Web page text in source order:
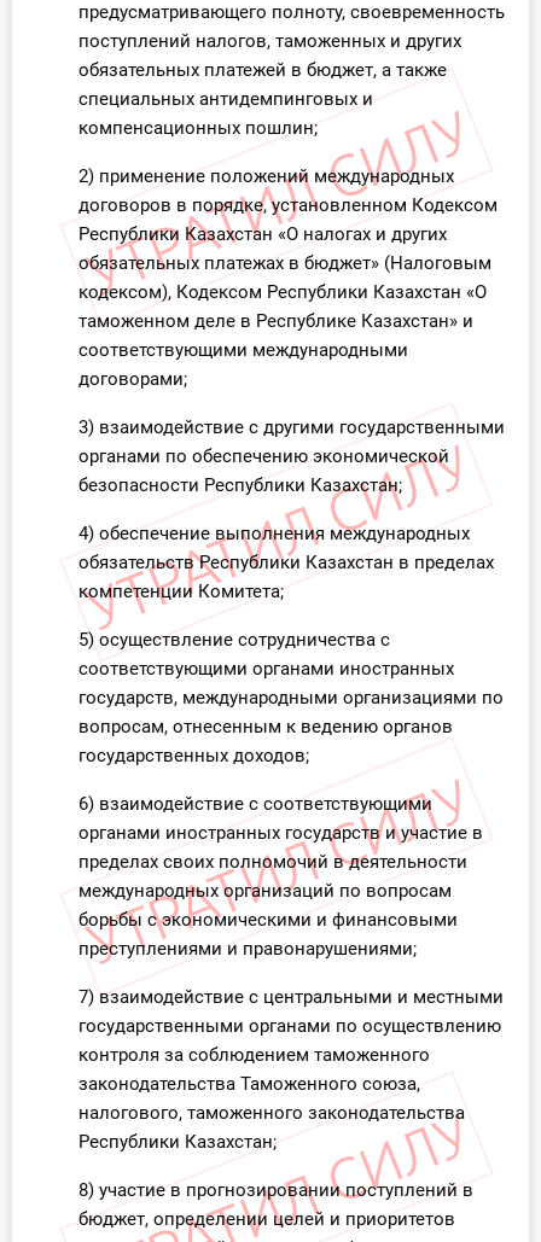
предусматривающего полноту, своевременность
поступлений налогов, таможенных и других
обязательных платежей в бюджет, а также
специальных антидемпинговых и
компенсационных пошлин;
2) применение положений международных
договоров в порядке, установленном Кодексом
Республики Казахстан «О налогах и других
обязательных платежах в бюджет» (Налоговым
кодексом), Кодексом Республики Казахстан «О
таможенном деле в Республике Казахстан» и
соответствующими международными
договорами;
3) взаимодействие с другими государственными
органами по обеспечению экономической
безопасности Республики Казахстан;
4) обеспечение выполнения международных
обязательств Республики Казахстан в пределах
компетенции Комитета;
5) осуществление сотрудничества с
соответствующими органами иностранных
государств, международными организациями по
вопросам, отнесенным к ведению органов
государственных доходов;
6) взаимодействие с соответствующими
органами иностранных государств и участие в
пределах своих полномочий в деятельности
международных организаций по вопросам
борьбы с экономическими и финансовыми
преступлениями и правонарушениями;
7) взаимодействие с центральными и местными
государственными органами по осуществлению
контроля за соблюдением таможенного
законодательства Таможенного союза,
налогового, таможенного законодательства
Республики Казахстан;
8) участие в прогнозировании поступлений в
бюджет, определении целей и приоритетов